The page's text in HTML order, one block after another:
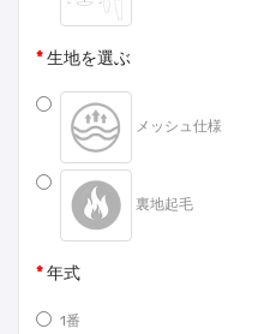
生地を選ぶ
メッシュ仕様
裏地起毛
年式
1番